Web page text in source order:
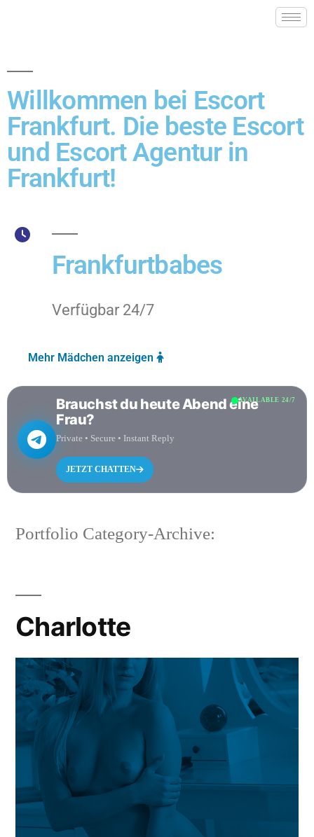
Willkommen bei Escort
Frankfurt. Die beste Escort
und Escort Agentur in
Frankfurt!
Frankfurtbabes
Verfügbar 24/7
Mehr Mädchen anzeigen
AVAILABLE 24/7
Brauchst du heute Abend eine
Frau?
Private • Secure • Instant Reply
JETZT CHATTEN
Portfolio Category-Archive:
Charlotte